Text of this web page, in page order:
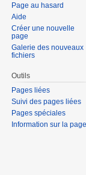
Page au hasard
Aide
Créer une nouvelle
page
Galerie des nouveaux
fichiers
Outils
Pages liées
Suivi des pages liées
Pages spéciales
Information sur la page